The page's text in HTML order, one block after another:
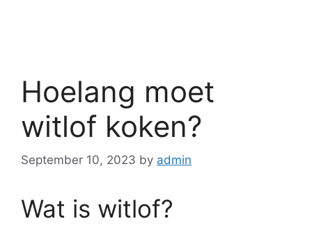
Hoelang moet
witlof koken?
September 10, 2023 by admin
Wat is witlof?